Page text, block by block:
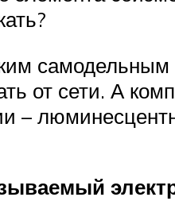
от сети. А
–